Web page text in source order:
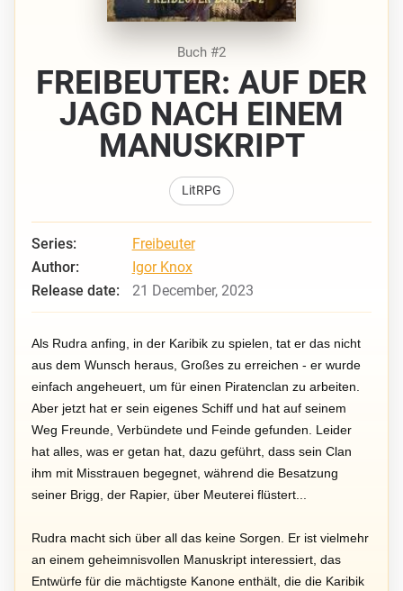
Buch #2
FREIBEUTER: AUF DER
JAGD NACH EINEM
MANUSKRIPT
LitRPG
Series:
Freibeuter
Author:
Igor Knox
Release date:
21 December, 2023
Als Rudra anfing, in der Karibik zu spielen, tat er das nicht
aus dem Wunsch heraus, Großes zu erreichen - er wurde
einfach angeheuert, um für einen Piratenclan zu arbeiten.
Aber jetzt hat er sein eigenes Schiff und hat auf seinem
Weg Freunde, Verbündete und Feinde gefunden. Leider
hat alles, was er getan hat, dazu geführt, dass sein Clan
ihm mit Misstrauen begegnet, während die Besatzung
seiner Brigg, der Rapier, über Meuterei flüstert...
Rudra macht sich über all das keine Sorgen. Er ist vielmehr
an einem geheimnisvollen Manuskript interessiert, das
Entwürfe für die mächtigste Kanone enthält, die die Karibik